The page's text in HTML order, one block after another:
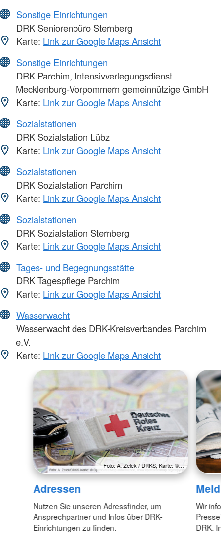
Sonstige Einrichtungen
DRK Seniorenbüro Sternberg
Karte: Link zur Google Maps Ansicht
Sonstige Einrichtungen
DRK Parchim, Intensivverlegungsdienst
Mecklenburg-Vorpommern gemeinnützige GmbH
Karte: Link zur Google Maps Ansicht
Sozialstationen
DRK Sozialstation Lübz
Karte: Link zur Google Maps Ansicht
Sozialstationen
DRK Sozialstation Parchim
Karte: Link zur Google Maps Ansicht
Sozialstationen
DRK Sozialstation Sternberg
Karte: Link zur Google Maps Ansicht
Tages- und Begegnungsstätte
DRK Tagespflege Parchim
Karte: Link zur Google Maps Ansicht
Wasserwacht
Wasserwacht des DRK-Kreisverbandes Parchim
e.V.
Karte: Link zur Google Maps Ansicht
Foto: A. Zelck / DRKS, Karte: ©…
Adressen
Nutzen Sie unseren Adressfinder, um
Ansprechpartner und Infos über DRK-
Einrichtungen zu finden.
Wir
DRK.